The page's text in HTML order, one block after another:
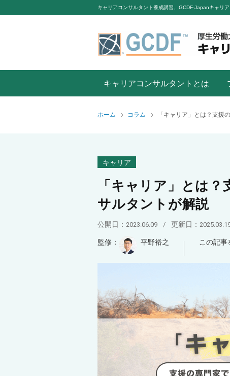
キャリアコンサルタント養成講習、GCDF-Japanキャリ
キャリアコンサルタントとは
ホーム コラム
キャリア
「キャリア」とは
サルタントが解説
公開日： 2023.06.09 / 更新日：
監修： 平野裕之 この記事